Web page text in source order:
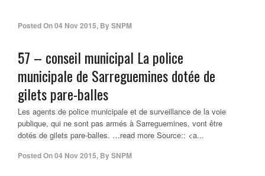
Posted On04 Nov 2015, BySNPM
57 – conseil municipal La police
municipale de Sarreguemines dotée de
gilets pare-balles
Les agents de police municipale et de surveillance de la voie
publique, qui ne sont pas armés à Sarreguemines, vont être
dotés de gilets pare-balles. …read more Source:: <a...
Posted On04 Nov 2015, BySNPM